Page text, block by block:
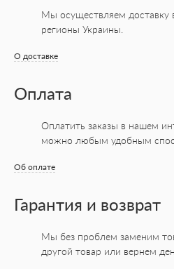
Мы осуществляем доставку
регионы Украины.
О доставке
Оплата
Оплатить заказы в нашем
можно любым удобным
Об оплате
Гарантия и возврат
Мы без проблем заменим
другой товар или вернем